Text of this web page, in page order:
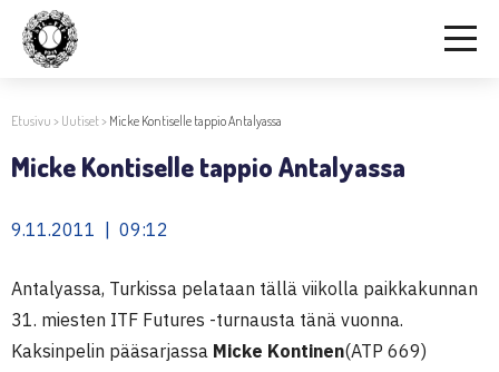
Etusivu > Uutiset> Micke Kontiselle tappio Antalyassa
Micke Kontiselle tappio Antalyassa
9.11.2011 | 09:12
Antalyassa, Turkissa pelataan tällä viikolla paikkakunnan
31. miesten ITF Futures -turnausta tänä vuonna.
Kaksinpelin pääsarjassa Micke Kontinen(ATP 669)